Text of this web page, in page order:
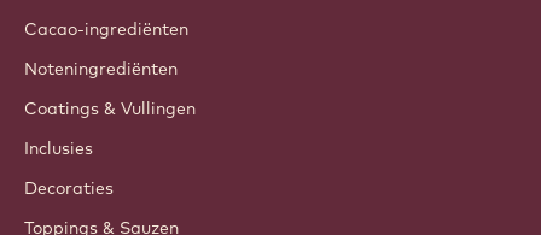
Over ons
Barry Callebaut Group
Contacteer ons
Nieuwsbrief
Waar te koop?